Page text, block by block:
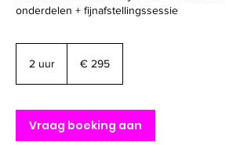
onderdelen + fijnafstellingssessie
2 uur
r
€ 295
Vraag boeking aan